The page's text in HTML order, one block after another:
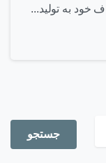
خود به تولید...